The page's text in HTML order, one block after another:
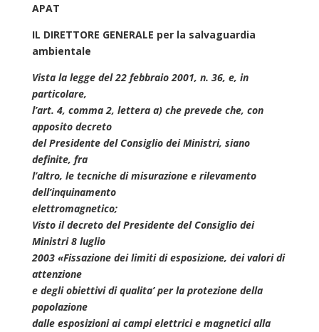
APAT
IL DIRETTORE GENERALE per la salvaguardia
ambientale
Vista la legge del 22 febbraio 2001, n. 36, e, in
particolare,
l’art. 4, comma 2, lettera a) che prevede che, con
apposito decreto
del Presidente del Consiglio dei Ministri, siano
definite, fra
l’altro, le tecniche di misurazione e rilevamento
dell’inquinamento
elettromagnetico;
Visto il decreto del Presidente del Consiglio dei
Ministri 8 luglio
2003 «Fissazione dei limiti di esposizione, dei valori di
attenzione
e degli obiettivi di qualita’ per la protezione della
popolazione
dalle esposizioni ai campi elettrici e magnetici alla